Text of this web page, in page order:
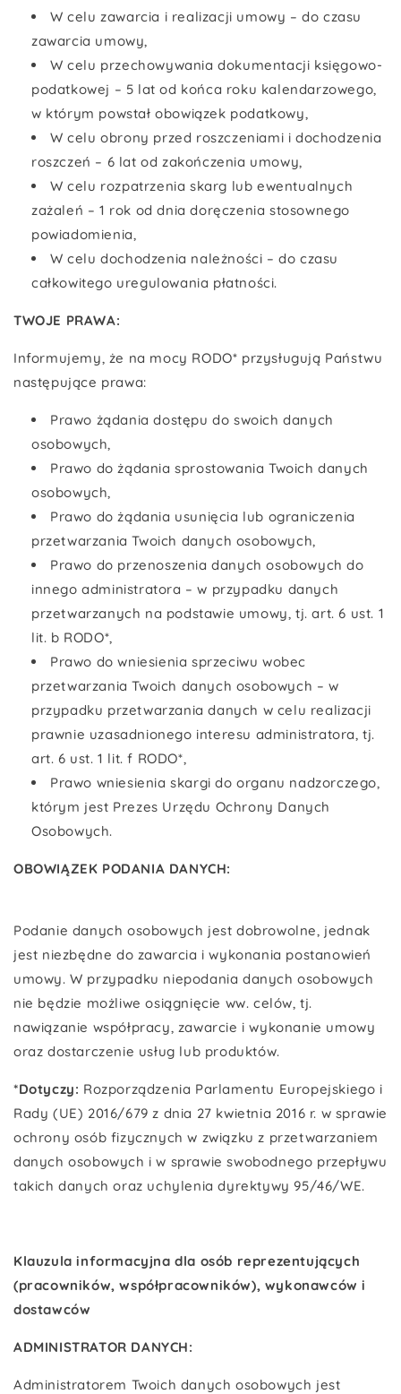
W celu zawarcia i realizacji umowy – do czasu
zawarcia umowy,
W celu przechowywania dokumentacji księgowo-
podatkowej – 5 lat od końca roku kalendarzowego,
w którym powstał obowiązek podatkowy,
W celu obrony przed roszczeniami i dochodzenia
roszczeń – 6 lat od zakończenia umowy,
W celu rozpatrzenia skarg lub ewentualnych
zażaleń – 1 rok od dnia doręczenia stosownego
powiadomienia,
W celu dochodzenia należności – do czasu
całkowitego uregulowania płatności.
TWOJE PRAWA:
Informujemy, że na mocy RODO* przysługują Państwu
następujące prawa:
Prawo żądania dostępu do swoich danych
osobowych,
Prawo do żądania sprostowania Twoich danych
osobowych,
Prawo do żądania usunięcia lub ograniczenia
przetwarzania Twoich danych osobowych,
Prawo do przenoszenia danych osobowych do
innego administratora – w przypadku danych
przetwarzanych na podstawie umowy, tj. art. 6 ust. 1
lit. b RODO*,
Prawo do wniesienia sprzeciwu wobec
przetwarzania Twoich danych osobowych – w
przypadku przetwarzania danych w celu realizacji
prawnie uzasadnionego interesu administratora, tj.
art. 6 ust. 1 lit. f RODO*,
Prawo wniesienia skargi do organu nadzorczego,
którym jest Prezes Urzędu Ochrony Danych
Osobowych.
OBOWIĄZEK PODANIA DANYCH:
Podanie danych osobowych jest dobrowolne, jednak
jest niezbędne do zawarcia i wykonania postanowień
umowy. W przypadku niepodania danych osobowych
nie będzie możliwe osiągnięcie ww. celów, tj.
nawiązanie współpracy, zawarcie i wykonanie umowy
oraz dostarczenie usług lub produktów.
*Dotyczy: Rozporządzenia Parlamentu Europejskiego i
Rady (UE) 2016/679 z dnia 27 kwietnia 2016 r. w sprawie
ochrony osób fizycznych w związku z przetwarzaniem
danych osobowych i w sprawie swobodnego przepływu
takich danych oraz uchylenia dyrektywy 95/46/WE.
Klauzula informacyjna dla osób reprezentujących
(pracowników, współpracowników), wykonawców i
dostawców
ADMINISTRATOR DANYCH:
Administratorem Twoich danych osobowych jest